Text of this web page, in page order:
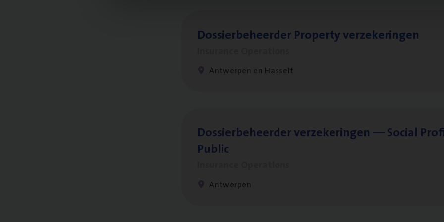
Dos­sier­be­heer­der Pro­per­ty verzekeringen
Antwerpen en Hasselt
Dos­sier­be­heer­der ver­ze­ke­rin­gen — Soci­al
Public
Antwerpen